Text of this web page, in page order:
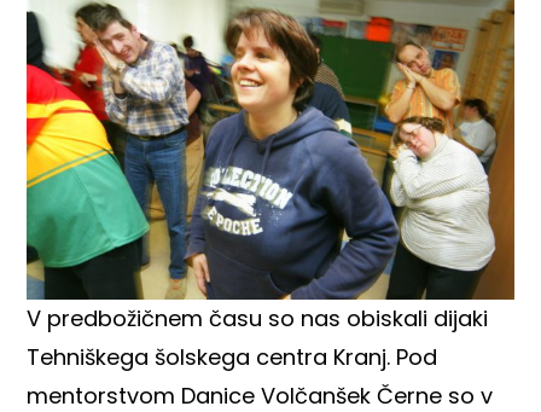
V predbožičnem času so nas obiskali dijaki
Tehniškega šolskega centra Kranj. Pod
mentorstvom Danice Volčanšek Černe so v